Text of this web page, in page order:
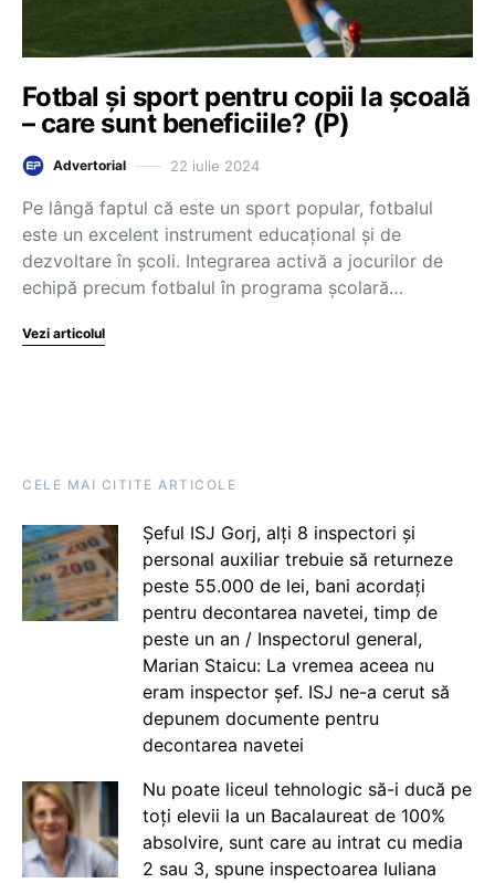
Fotbal și sport pentru copii la școală
– care sunt beneficiile? (P)
Advertorial 22 iulie 2024
Pe lângă faptul că este un sport popular, fotbalul
este un excelent instrument educațional și de
dezvoltare în școli. Integrarea activă a jocurilor de
echipă precum fotbalul în programa școlară…
Vezi articolul
CELE MAI CITITE ARTICOLE
Șeful ISJ Gorj, alți 8 inspectori și
personal auxiliar trebuie să returneze
peste 55.000 de lei, bani acordați
pentru decontarea navetei, timp de
peste un an / Inspectorul general,
Marian Staicu: La vremea aceea nu
eram inspector șef. ISJ ne-a cerut să
depunem documente pentru
decontarea navetei
Nu poate liceul tehnologic să-i ducă pe
toți elevii la un Bacalaureat de 100%
absolvire, sunt care au intrat cu media
2 sau 3, spune inspectoarea Iuliana